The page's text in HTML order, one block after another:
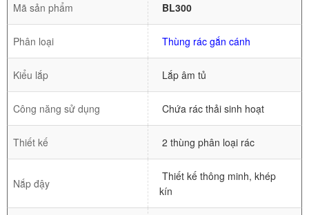
Mã sản phẩm BL300
Phân loại Thùng rác gắn cánh
Kiểu lắp Lắp âm tủ
Công năng sử dụng Chứa rác thải sinh hoạt
Thiết kế 2 thùng phân loại rác
Nắp đậy
Thiết kế thông minh, khép
kín